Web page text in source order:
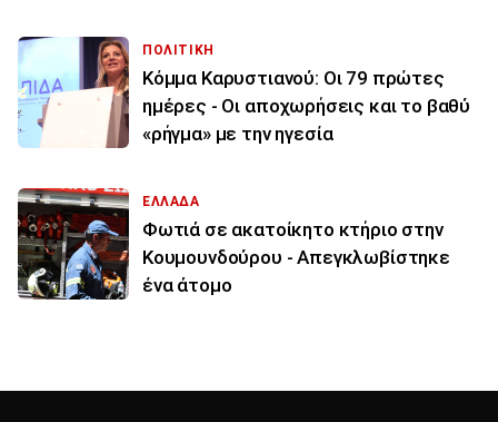
ΠΟΛΙΤΙΚΗ
Κόμμα Καρυστιανού: Οι 79 πρώτες
ημέρες - Οι αποχωρήσεις και το βαθύ
«ρήγμα» με την ηγεσία
ΕΛΛΑΔΑ
Φωτιά σε ακατοίκητο κτήριο στην
Κουμουνδούρου - Απεγκλωβίστηκε
ένα άτομο